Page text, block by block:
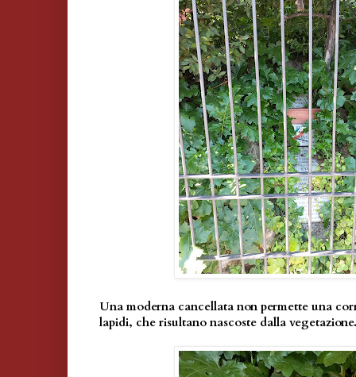
Una moderna cancellata non permette una
lapidi, che risultano nascoste dalla vegetazione.